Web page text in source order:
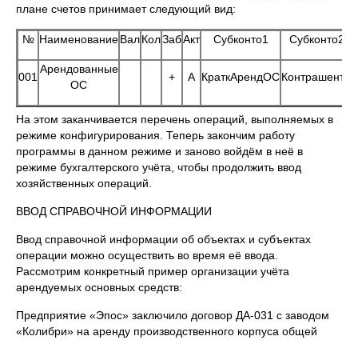
плане счетов принимает следующий вид:
№ НаименованиеВалКолЗабАкт Субконто1 Субконто2
001
Арендованные
ОС
+ А КраткАрендОСКонтрашенты
На этом заканчивается перечень операций, выполняемых в
режиме конфигурирования. Теперь закончим работу
программы в данном режиме и заново войдём в неё в
режиме бухгалтерского учёта, чтобы продолжить ввод
хозяйственных операций.
ВВОД СПРАВОЧНОЙ ИНФОРМАЦИИ
Ввод справочной информации об объектах и субъектах
операции можно осуществить во время её ввода.
Рассмотрим конкретный пример организации учёта
арендуемых основных средств:
Предприятие «Эпос» заключило договор ДА-031 с заводом
«Колибри» на аренду производственного корпуса общей